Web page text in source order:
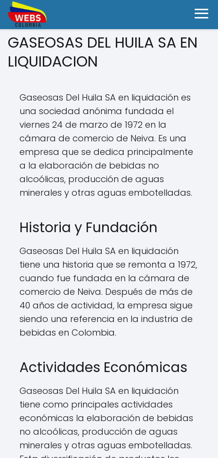
GASEOSAS DEL HUILA SA EN
LIQUIDACION
Gaseosas Del Huila SA en liquidación es
una sociedad anónima fundada el
viernes 24 de marzo de 1972 en la
cámara de comercio de Neiva. Es una
empresa que se dedica principalmente
a la elaboración de bebidas no
alcoólicas, producción de aguas
minerales y otras aguas embotelladas.
Historia y Fundación
Gaseosas Del Huila SA en liquidación
tiene una historia que se remonta a 1972,
cuando fue fundada en la cámara de
comercio de Neiva. Después de más de
40 años de actividad, la empresa sigue
siendo una referencia en la industria de
bebidas en Colombia.
Actividades Económicas
Gaseosas Del Huila SA en liquidación
tiene como principales actividades
económicas la elaboración de bebidas
no alcoólicas, producción de aguas
minerales y otras aguas embotelladas.